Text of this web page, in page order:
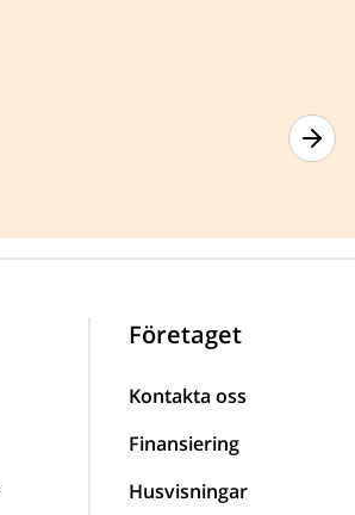
Företaget
Kontakta oss
Finansiering
Husvisningar